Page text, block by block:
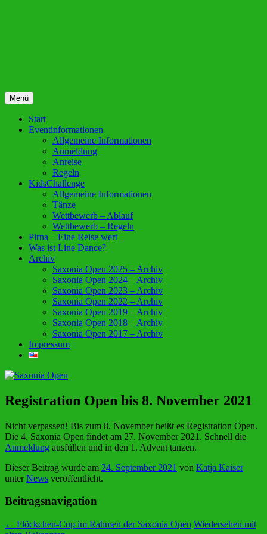
Menü
Start
Eventinformationen
Allgemeine Informationen
Anmeldung
Anreise
Regeln
KidsChallenge
Allgemeine Informationen
Tänze
Wettbewerb – Ablauf
Wettbewerb – Regeln
Pirna – Eine Reise wert
Was ist Line Dance?
Archiv
Saxonia Open 2025 – Archiv
Saxonia Open 2024 – Archiv
Saxonia Open 2023 – Archiv
Saxonia Open 2022 – Archiv
Saxonia Open 2019 – Archiv
Saxonia Open 2018 – Archiv
Saxonia Open 2017 – Archiv
Impressum
Registration Open bis 8. November 2021
Nicht verpassen! Bis zum 8. November heißt es Registration Open.
Die 4. Saxonia Open findet am 27. November 2021. Schnell die
Anmeldung ausfüllen und in den 1. Advent tanzen.
Dieser Beitrag wurde am 24. September 2021 von Katja Kaiser
unterNews veröffentlicht.
Beitragsnavigation
← Flöckchen-Cup im Rahmen der Saxonia Open Wiedersehen mit